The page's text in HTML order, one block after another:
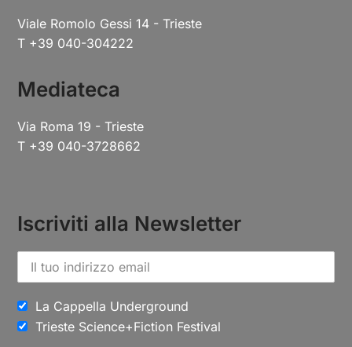
Viale Romolo Gessi 14 - Trieste
T +39 040-304222
Mediateca
Via Roma 19 - Trieste
T +39 040-3728662
Iscriviti alla Newsletter
La Cappella Underground
Trieste Science+Fiction Festival